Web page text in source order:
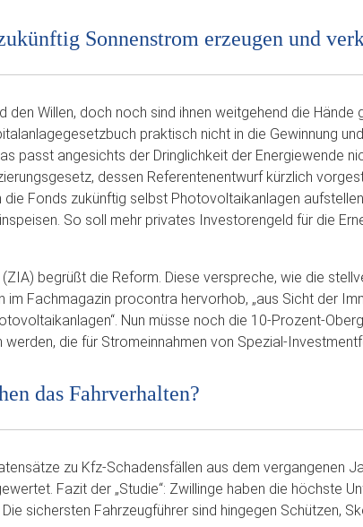
Sonnenstrom erzeugen und
den Willen, doch noch sind ihnen weitgehend die Hände
praktisch nicht in die Gewinnung
passt angesichts der Dringlichkeit der Energiewende
dessen Referentenentwurf kürzlich
die Fonds zukünftig selbst Photovoltaikanlagen
So soll mehr privates Investorengeld für die
begrüßt die Reform. Diese verspreche, wie die
im Fachmagazin procontra hervorhob, „aus Sicht der
Nun müsse noch die 10-Prozent-
die für Stromeinnahmen von Spezial-
das Fahrverhalten?
zu Kfz-Schadensfällen aus dem vergangenen
Fazit der „Studie“: Zwillinge haben die höchste
sichersten Fahrzeugführer sind hingegen Schützen,